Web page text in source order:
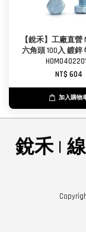
【銳禾】工廠直營
六角頭 100入 鍍鋅
NT$ 604
加入購物
銳禾 |